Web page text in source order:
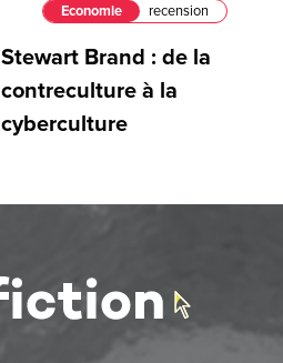
Economie recension
Stewart Brand : de la
contreculture à la
cyberculture